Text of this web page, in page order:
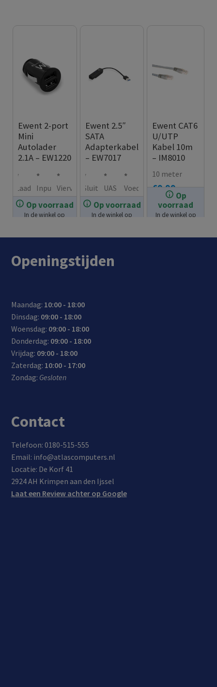
Op voorraad
In de winkel op
Ewent 2-port
Mini
Autolader
2.1A – EW1220
€9.99
Laad
twee
sma
ones
lijk
com
pact
e
auto
lade
r
Inpu
–
gesc
voor
htw
agen
s
Vierv
ge
her
g:
g,
over
span
ning
, een
te
hog
om
kort
sluit
ing
Op voorraad
In de winkel op
Ewent 2.5″
SATA
Adapterkabel
– EW7017
€12.99
Sluit
met
deze
terk
een
hard
of
SSD
op je
UAS
onde
unin
voor
Voed
via
Op
voorraad
In de winkel op
Ewent CAT6
U/UTP
Kabel 10m
– IM8010
€9.99
10 meter
Openingstijden
Maandag: 10:00 - 18:00
Dinsdag: 09:00 - 18:00
Woensdag: 09:00 - 18:00
Donderdag: 09:00 - 18:00
Vrijdag: 09:00 - 18:00
Zaterdag: 10:00 - 17:00
Zondag: Gesloten
Contact
Telefoon: 0180-515-555
Email: info@atlascomputers.nl
Locatie: De Korf 41
2924 AH Krimpen aan den Ijssel
Laat een Review achter op Google